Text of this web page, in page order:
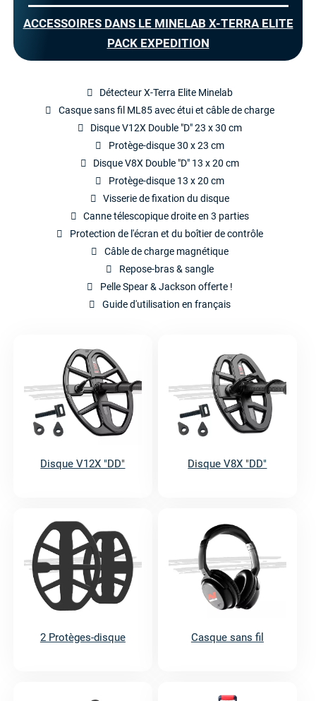
ACCESSOIRES DANS LE MINELAB X-TERRA ELITE
PACK EXPEDITION
Détecteur X-Terra Elite Minelab
Casque sans fil ML85 avec étui et câble de charge
Disque V12X Double "D" 23 x 30 cm
Protège-disque 30 x 23 cm
Disque V8X Double "D" 13 x 20 cm
Protège-disque 13 x 20 cm
Visserie de fixation du disque
Canne télescopique droite en 3 parties
Protection de l'écran et du boîtier de contrôle
Câble de charge magnétique
Repose-bras & sangle
Pelle Spear & Jackson offerte !
Guide d'utilisation en français
Disque V12X "DD" Disque V8X "DD"
2 Protèges-disque Casque sans fil